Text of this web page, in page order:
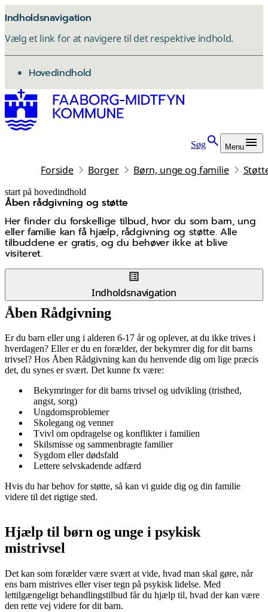
Indholdsnavigation
Vælg et link for at navigere til det respektive indhold.
gå til
Hovedindhold
Søg Menu
Forside Borger Børn, unge og familie
start på hovedindhold
Åben rådgivning og støtte
Her finder du forskellige tilbud, hvor du som barn, ung
eller familie kan få hjælp, rådgivning og støtte. Alle
tilbuddene er gratis, og du behøver ikke at blive
visiteret.
senest opdateret 14. juli 2026
Indholdsnavigation
Åben Rådgivning
Er du barn eller ung i alderen 6-17 år og oplever, at du ikke trives i
hverdagen? Eller er du en forælder, der bekymrer dig for dit barns
trivsel? Hos Åben Rådgivning kan du henvende dig om lige præcis
det, du synes er svært. Det kunne fx være:
Bekymringer for dit barns trivsel og udvikling (tristhed,
angst, sorg)
Ungdomsproblemer
Skolegang og venner
Tvivl om opdragelse og konflikter i familien
Skilsmisse og sammenbragte familier
Sygdom eller dødsfald
Lettere selvskadende adfærd
Hvis du har behov for støtte, så kan vi guide dig og din familie
videre til det rigtige sted.
Hjælp til børn og unge i psykisk
mistrivsel
Det kan som forælder være svært at vide, hvad man skal gøre, når
ens barn mistrives eller viser tegn på psykisk lidelse. Med
lettilgængeligt behandlingstilbud får du hjælp til, hvad der kan være
den rette vej videre for dit barn.